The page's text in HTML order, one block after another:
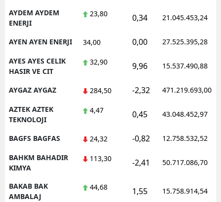
AYDEM AYDEM
ENERJI
23,80 0,34 21.045.453,24
AYEN AYEN ENERJI 34,00 0,00 27.525.395,28
AYES AYES CELIK
HASIR VE CIT
32,90 9,96 15.537.490,88
AYGAZ AYGAZ 284,50 -2,32 471.219.693,00
AZTEK AZTEK
TEKNOLOJI
4,47 0,45 43.048.452,97
BAGFS BAGFAS 24,32 -0,82 12.758.532,52
BAHKM BAHADIR
KIMYA
113,30 -2,41 50.717.086,70
BAKAB BAK
AMBALAJ
44,68 1,55 15.758.914,54